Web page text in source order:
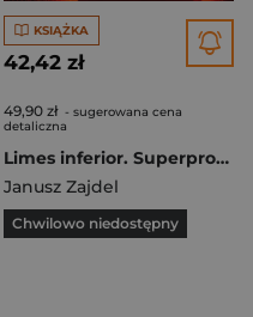
KSIĄŻKA
42,42 zł
49,90 zł - sugerowana cena
detaliczna
Limes inferior. Superprodukcja
Janusz Zajdel
Chwilowo niedostępny